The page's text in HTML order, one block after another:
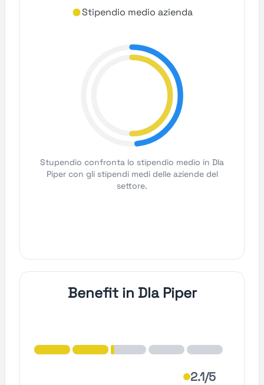
Stipendio medio azienda
Stupendio confronta lo stipendio medio in Dla
Piper con gli stipendi medi delle aziende del
settore.
Benefit in Dla Piper
2.1/5